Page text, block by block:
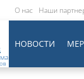
О нас Наши
НОВОСТИ